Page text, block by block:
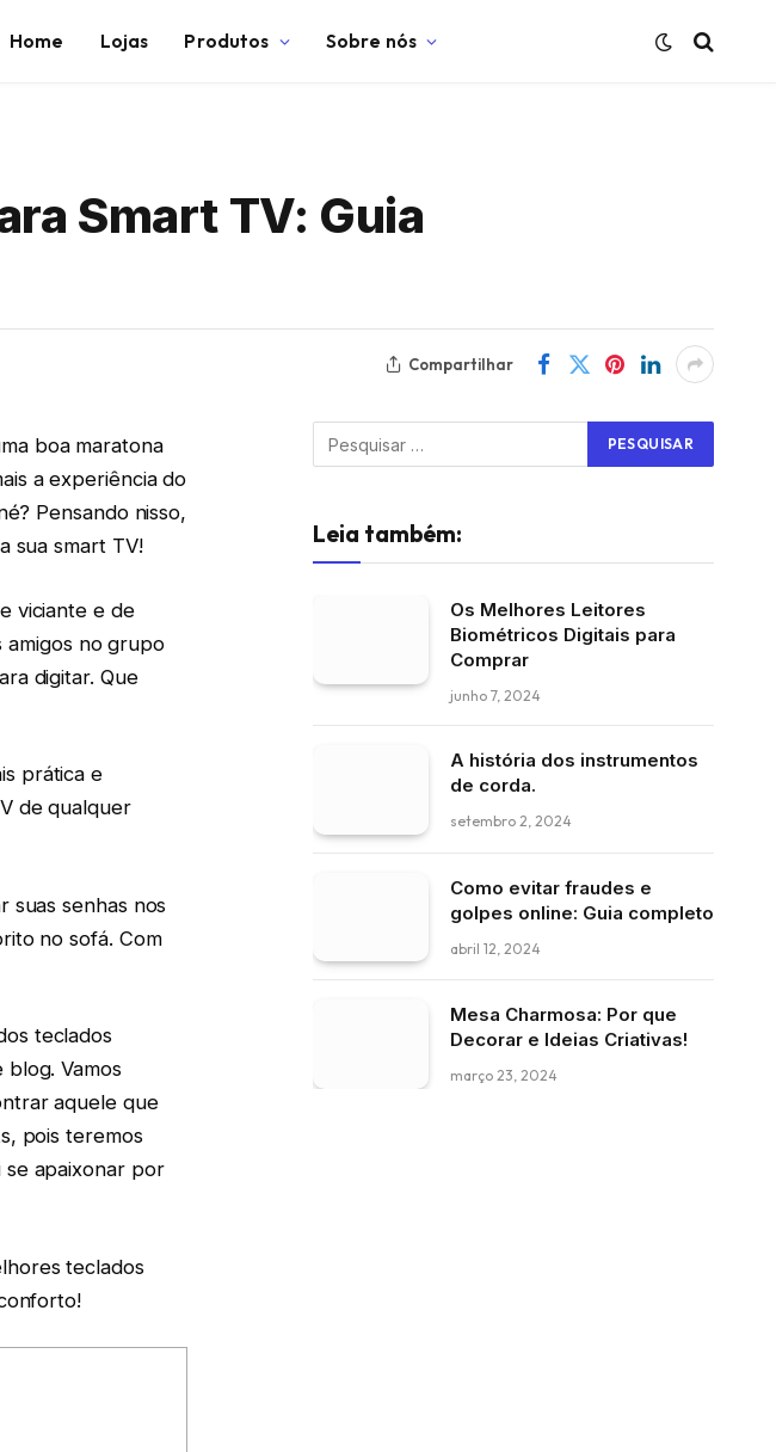
Home Lojas Produtos Sobre nós
Smart TV: Guia
Compartilhar
boa maratona
a experiência do
Pensando nisso,
sua smart TV!
viciante e de
amigos no grupo
digitar. Que
prática e
de qualquer
suas senhas nos
no sofá. Com
teclados
Vamos
aquele que
pois teremos
se apaixonar por
teclados
Leia também:
Os Melhores Leitores
Biométricos Digitais para
Comprar
junho 7, 2024
A história dos instrumentos
de corda.
setembro 2, 2024
Como evitar fraudes e
golpes online: Guia completo
abril 12, 2024
Mesa Charmosa: Por que
Decorar e Ideias Criativas!
março 23, 2024